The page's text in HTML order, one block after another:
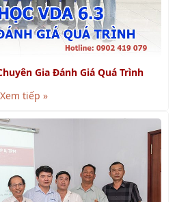
Gia Đánh Giá Quá Trình
Xem tiếp »